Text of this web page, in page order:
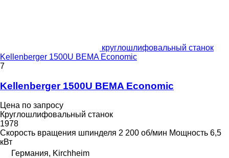
круглошлифовальный станок
Kellenberger 1500U BEMA Economic
7
Kellenberger 1500U BEMA Economic
Цена по запросу
Круглошлифовальный станок
1978
Скорость вращения шпинделя 2 200 об/мин Мощность 6,5
кВт
Германия, Kirchheim